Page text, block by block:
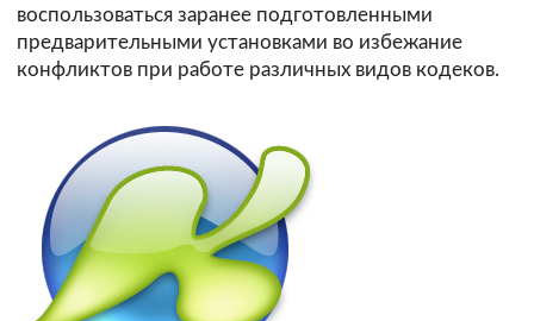
воспользоваться заранее подготовленными
предварительными установками во избежание
конфликтов при работе различных видов кодеков.